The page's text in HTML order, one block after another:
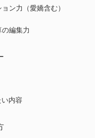
ン力（愛嬌含む）
編集力
内容